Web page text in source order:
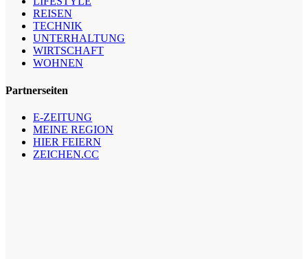
REISEN
TECHNIK
UNTERHALTUNG
WIRTSCHAFT
WOHNEN
Partnerseiten
E-ZEITUNG
MEINE REGION
HIER FEIERN
ZEICHEN.CC